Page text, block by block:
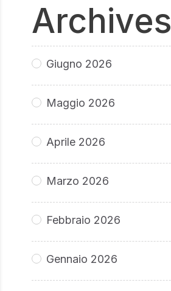
Archives
Giugno 2026
Maggio 2026
Aprile 2026
Marzo 2026
Febbraio 2026
Gennaio 2026